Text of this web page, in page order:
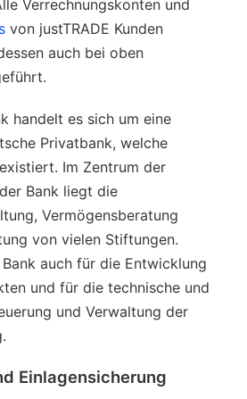
Verrechnungskonten und
von justTRADE Kunden
auch bei oben
handelt es sich um eine
Privatbank, welche
existiert. Im Zentrum der
Bank liegt die
Vermögensberatung
von vielen Stiftungen.
auch für die Entwicklung
und für die technische und
und Verwaltung der
Einlagensicherung